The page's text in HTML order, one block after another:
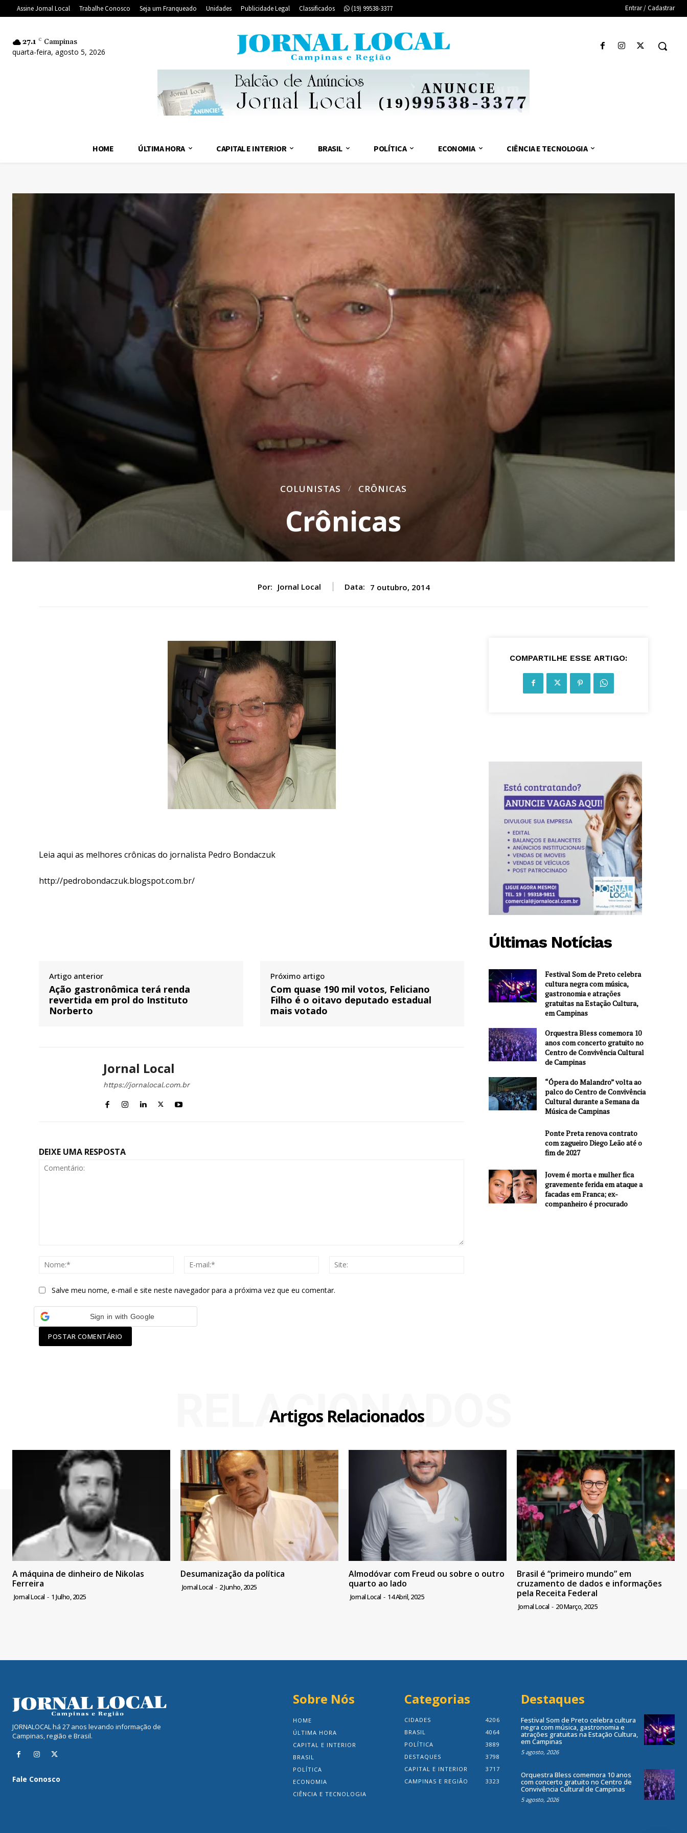
Assine Jornal Local Trabalhe Conosco Seja um Franqueado Unidades Publicidade Legal Classificados (19) 99538-3377 Entrar / Cadastrar
27.1 C Campinas
quarta-feira, agosto 5, 2026
HOME ÚLTIMA HORA CAPITAL E INTERIOR BRASIL POLÍTICA ECONOMIA CIÊNCIA E TECNOLOGIA
COLUNISTAS CRÔNICAS
Crônicas
Por: Jornal Local Data: 7 outubro, 2014
Leia aqui as melhores crônicas do jornalista Pedro Bondaczuk
http://pedrobondaczuk.blogspot.com.br/
Artigo anterior
Ação gastronômica terá renda
revertida em prol do Instituto
Norberto
Próximo artigo
Com quase 190 mil votos, Feliciano
Filho é o oitavo deputado estadual
mais votado
Jornal Local
https://jornalocal.com.br
DEIXE UMA RESPOSTA
Nome:*
Salve meu nome, e-mail e site neste navegador para a próxima vez que eu comentar.
Sign in with Google
COMPARTILHE ESSE ARTIGO:
Últimas Notícias
Festival Som de Preto celebra
cultura negra com música,
gastronomia e atrações
gratuitas na Estação Cultura,
em Campinas
Orquestra Bless comemora 10
anos com concerto gratuito no
Centro de Convivência Cultural
de Campinas
“Ópera do Malandro” volta ao
palco do Centro de Convivência
Cultural durante a Semana da
Música de Campinas
Ponte Preta renova contrato
com zagueiro Diego Leão até o
fim de 2027
Jovem é morta e mulher fica
gravemente ferida em ataque a
facadas em Franca; ex-
companheiro é procurado
Artigos Relacionados
RELACIONADOS
A máquina de dinheiro de Nikolas
Ferreira
Jornal Local - 1 Julho, 2025
Desumanização da política
Jornal Local - 2 Junho, 2025
Almodóvar com Freud ou sobre o outro
quarto ao lado
Jornal Local - 14 Abril, 2025
Brasil é “primeiro mundo” em
cruzamento de dados e informações
pela Receita Federal
Jornal Local - 20 Março, 2025
JORNALOCAL há 27 anos levando informação de
Campinas, região e Brasil.
Fale Conosco
Sobre Nós
HOME
ÚLTIMA HORA
CAPITAL E INTERIOR
BRASIL
POLÍTICA
ECONOMIA
CIÊNCIA E TECNOLOGIA
Categorias
CIDADES
4206
BRASIL
4064
POLÍTICA
3889
DESTAQUES
3798
CAPITAL E INTERIOR
3717
CAMPINAS E REGIÃO
3323
Destaques
Festival Som de Preto celebra cultura
negra com música, gastronomia e
atrações gratuitas na Estação Cultura,
em Campinas
5 agosto, 2026
Orquestra Bless comemora 10 anos
com concerto gratuito no Centro de
Convivência Cultural de Campinas
5 agosto, 2026